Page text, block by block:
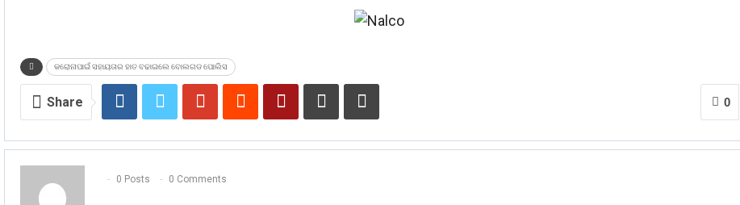
କରୋନାପାଇଁ ସହାୟତାର ହାତ ବଢାଇଲେ ବୋଲଗଡ ପୋଲିସ
0
Share
0 Posts 0 Comments